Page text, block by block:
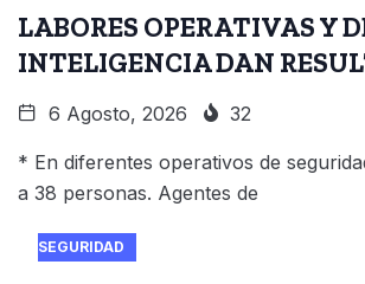
LABORES OPERATIVAS Y
INTELIGENCIA DAN
6 Agosto, 2026 32
* En diferentes operativos de
a 38 personas. Agentes de
SEGURIDAD